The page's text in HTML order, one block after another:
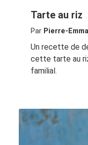
Tarte au riz
Par Pierre-
Un recette de
cette tarte au
familial.